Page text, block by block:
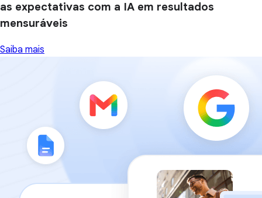
as expectativas com a IA em resultados
mensuráveis
Saiba mais